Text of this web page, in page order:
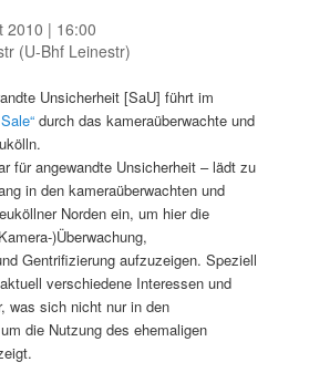
2010 | 16:00
(U-Bhf Leinestr)
Unsicherheit [SaU] führt im
durch das kameraüberwachte und
für angewandte Unsicherheit – lädt zu
in den kameraüberwachten und
Norden ein, um hier die
)Überwachung,
Gentrifizierung aufzuzeigen. Speziell
verschiedene Interessen und
was sich nicht nur in den
die Nutzung des ehemaligen